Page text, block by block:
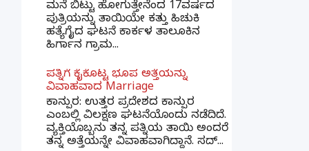
ಮನೆ ಬಿಟ್ಟು ಹೋಗುತ್ತೇನೆಂದ 17ವರ್ಷದ
ಪುತ್ರಿಯನ್ನು ತಾಯಿಯೇ ಕತ್ತು ಹಿಚುಕಿ
ಹತ್ಯೆಗೈದ ಘಟನೆ ಕಾರ್ಕಳ ತಾಲೂಕಿನ
ಹಿರ್ಗಾನ ಗ್ರಾಮ...
ಪತ್ನಿಗೆ ಕೈಕೊಟ್ಟ ಭೂಪ ಅತ್ತೆಯನ್ನು
ವಿವಾಹವಾದ Marriage
ಕಾನ್ಪುರ: ಉತ್ತರ ಪ್ರದೇಶದ ಕಾನ್ಪುರ
ಎಂಬಲ್ಲಿ ವಿಲಕ್ಷಣ ಘಟನೆಯೊಂದು ನಡೆದಿದೆ.
ವ್ಯಕ್ತಿಯೊಬ್ಬನು ತನ್ನ ಪತ್ನಿಯ ತಾಯಿ ಅಂದರೆ
ತನ್ನ ಅತ್ತೆಯನ್ನೇ ವಿವಾಹವಾಗಿದ್ದಾನೆ. ಸದ್...